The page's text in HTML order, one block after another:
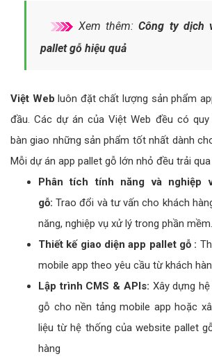
Xem thêm:Công ty dịch
pallet gỗ hiệu quả
Việt Webluôn đặt chất lượng sản phẩm
đầu. Các dự án của Việt Web đều có
bàn giao những sản phẩm tốt nhất dành
Mỗi dự án app pallet gỗ lớn nhỏ đều trải
Phân tích tính năng và nghiệp
gỗ: Trao đổi và tư vấn cho khách
năng, nghiệp vụ xử lý trong phần mềm.
Thiết kế giao diện app pallet gỗ :
mobile app theo yêu cầu từ khách
Lập trình CMS & APIs: Xây dựng
gỗ cho nền tảng mobile app hoặc
liệu từ hệ thống của website pallet
hàng